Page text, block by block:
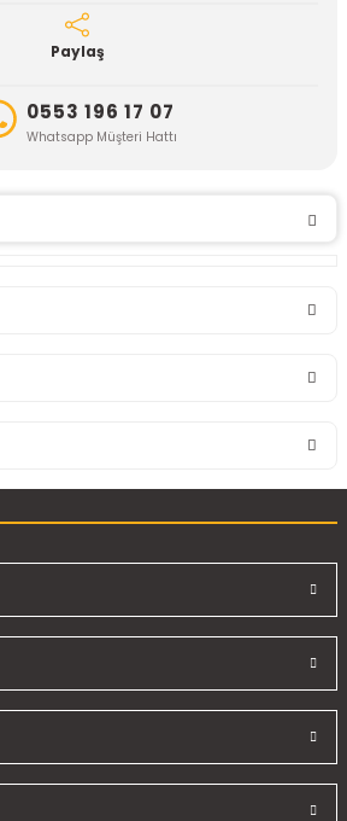
Paylaş
0553 196 17 07
Whatsapp Müşteri Hattı
noktaları öneri formunu
bozuk veya görüntülenemiyor.
eksik bilgiler bulunuyor.
daha pahalı.
alternatifler olmalı.